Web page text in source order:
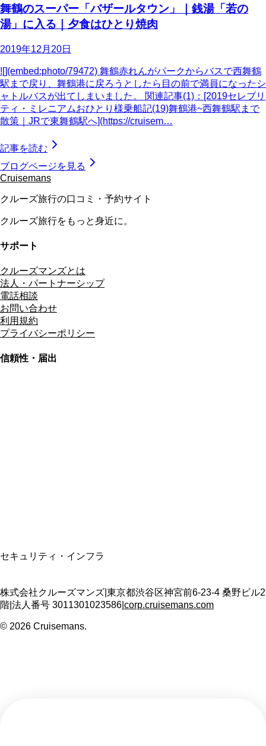
舞鶴のスーパー「バザールタウン」｜銭湯「若の
湯」に入る｜夕食はひとり焼肉
2019年12月20日
![](embed:photo/79472) 舞鶴赤れんがパークからバスで西舞鶴
駅まで戻り、舞鶴港に戻ろうとしたら目の前で満員になったシ
ャトルバスが出てしまいました。 関連記事(1)：[2019セレブリ
ティ・ミレニアムおひとり様乗船記(19)舞鶴港~西舞鶴駅まで
散策｜JRで東舞鶴駅へ](https://cruisem…
記事を読む
ブログページを見る
Cruisemans
クルーズ旅行の口コミ・予約サイト
クルーズ旅行をもっと身近に。
サポート
クルーズマンズとは
法人・パートナーシップ
電話相談
お問い合わせ
利用規約
プライバシーポリシー
信頼性・届出
セキュリティ・インフラ
株式会社クルーズマンズ 東京都渋谷区神宮前6-23-4 桑野ビル2
階 法人番号 3011301023586 corp.cruisemans.com
© 2026 Cruisemans.